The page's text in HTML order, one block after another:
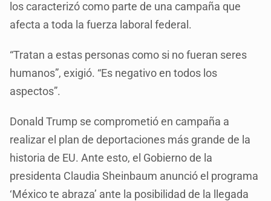
los caracterizó como parte de una campaña que
afecta a toda la fuerza laboral federal.
“Tratan a estas personas como si no fueran seres
humanos”, exigió. “Es negativo en todos los
aspectos”.
Donald Trump se comprometió en campaña a
realizar el plan de deportaciones más grande de la
historia de EU. Ante esto, el Gobierno de la
presidenta Claudia Sheinbaum anunció el programa
‘México te abraza’ ante la posibilidad de la llegada